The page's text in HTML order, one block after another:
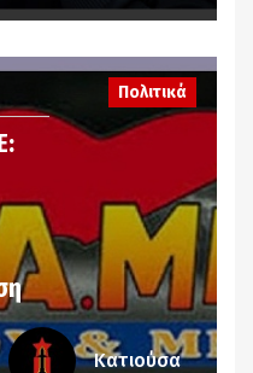
Πολιτικά
Κατιούσα